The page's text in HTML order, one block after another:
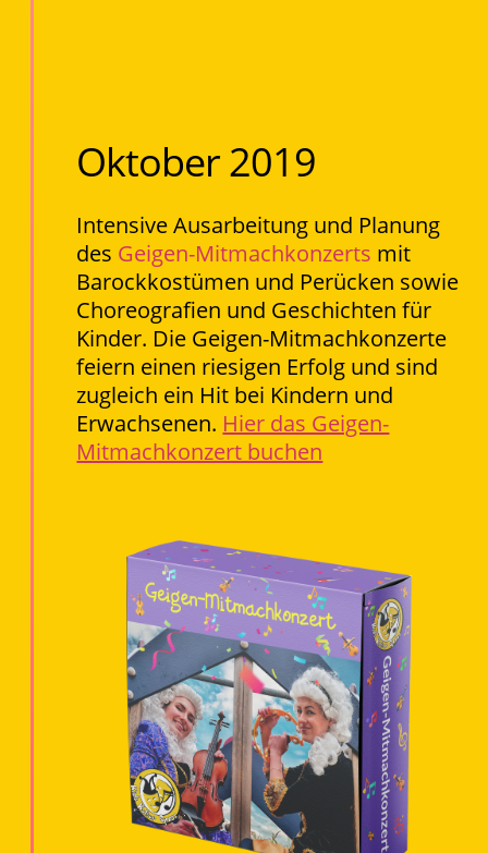
Oktober 2019
Intensive Ausarbeitung und Planung
des Geigen-Mitmachkonzerts mit
Barockkostümen und Perücken sowie
Choreografien und Geschichten für
Kinder. Die Geigen-Mitmachkonzerte
feiern einen riesigen Erfolg und sind
zugleich ein Hit bei Kindern und
Erwachsenen. Hier das Geigen-
Mitmachkonzert buchen